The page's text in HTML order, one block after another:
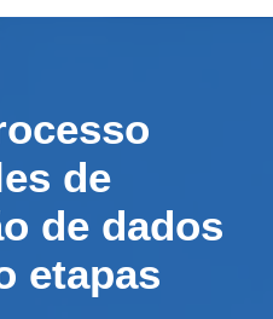
de
de dados
etapas